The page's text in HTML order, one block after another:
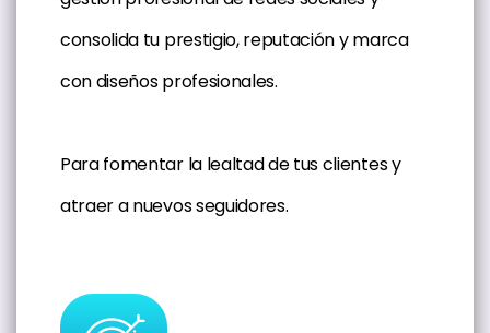
consolida tu prestigio, reputación y marca
con diseños profesionales.
Para fomentar la lealtad de tus clientes y
atraer a nuevos seguidores.